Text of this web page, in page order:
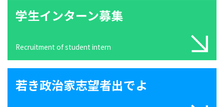
学生インターン募集
Recruitment of student intern
若き政治家志望者出でよ